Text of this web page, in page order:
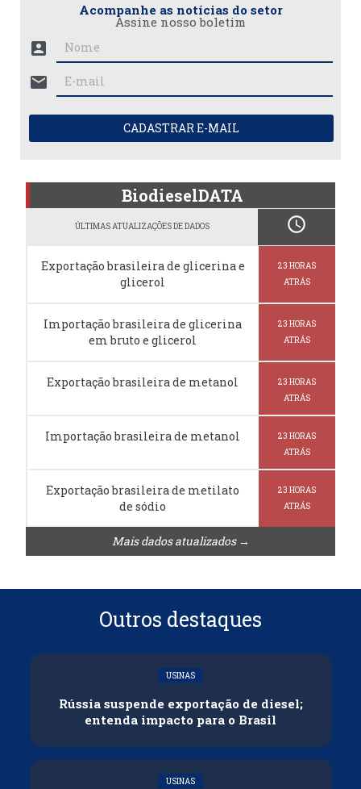
Acompanhe as notícias do setor
Assine nosso boletim
account_box
mail
CADASTRAR E-MAIL
BiodieselDATA
ÚLTIMAS ATUALIZAÇÕES DE DADOS schedule
Exportação brasileira de glicerina e
glicerol
23 HORAS
ATRÁS
Importação brasileira de glicerina
em bruto e glicerol
23 HORAS
ATRÁS
Exportação brasileira de metanol
23 HORAS
ATRÁS
Importação brasileira de metanol
23 HORAS
ATRÁS
Exportação brasileira de metilato
de sódio
23 HORAS
ATRÁS
Mais dados atualizados →
Outros destaques
USINAS
Rússia suspende exportação de diesel;
entenda impacto para o Brasil
USINAS